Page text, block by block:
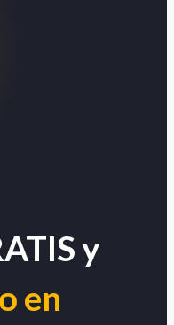
y
en